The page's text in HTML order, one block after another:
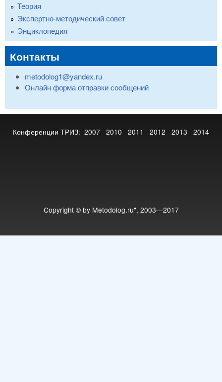
Теория
Экспертно-методический совет
Энциклопедия
Контакты
metodolog1@yandex.ru
Онлайн форма отправки сообщений
Конференции ТРИЗ: 2007 2010 2011 2012 2013 2014
Copyright © by Metodolog.ru", 2003—2017